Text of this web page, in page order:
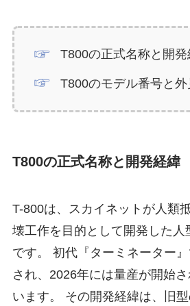
T800の正式名称と開発
T800のモデル番号と
T800の正式名称と開発経緯
T-800は、スカイネットが人類
壊工作を目的として開発した人
です。 初代『ターミネーター
され、2026年には量産が開始
います。 その開発経緯は、旧